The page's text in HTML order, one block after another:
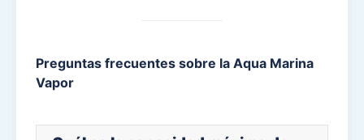
Preguntas frecuentes sobre la Aqua Marina
Vapor